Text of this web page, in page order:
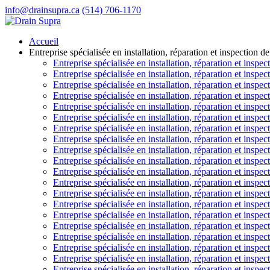
info@drainsupra.ca (514) 706-1170
Accueil
Entreprise spécialisée en installation, réparation et inspection
Entreprise spécialisée en installation, réparation et
Entreprise spécialisée en installation, réparation et
Entreprise spécialisée en installation, réparation et
Entreprise spécialisée en installation, réparation et
Entreprise spécialisée en installation, réparation et
Entreprise spécialisée en installation, réparation et
Entreprise spécialisée en installation, réparation et
Entreprise spécialisée en installation, réparation et
Entreprise spécialisée en installation, réparation et
Entreprise spécialisée en installation, réparation et
Entreprise spécialisée en installation, réparation et
Entreprise spécialisée en installation, réparation et
Entreprise spécialisée en installation, réparation et
Entreprise spécialisée en installation, réparation et
Entreprise spécialisée en installation, réparation et
Entreprise spécialisée en installation, réparation et
Entreprise spécialisée en installation, réparation et
Entreprise spécialisée en installation, réparation et
Entreprise spécialisée en installation, réparation et